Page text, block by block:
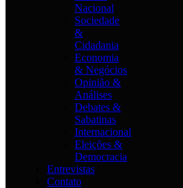
Nacional
Sociedade
&
Cidadania
Economia
& Negócios
Opinião &
Análises
Debates &
Sabatinas
Internacional
Eleições &
Democracia
Entrevistas
Contato